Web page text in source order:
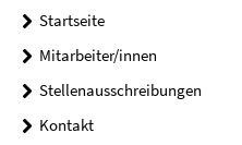
Startseite
Mitarbeiter/innen
Stellenausschreibungen
Kontakt